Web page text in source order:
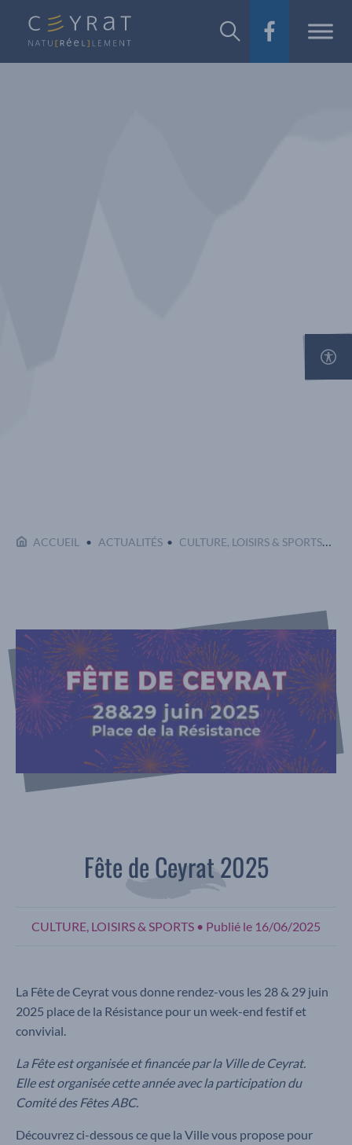
ACCUEIL ACTUALITÉS CULTURE, LOISIRS & SPORTS
Fête de Ceyrat 2025
CULTURE, LOISIRS & SPORTS • Publié le 16/06/2025
La Fête de Ceyrat vous donne rendez-vous les 28 & 29 juin
2025 place de la Résistance pour un week-end festif et
convivial.
La Fête est organisée et financée par la Ville de Ceyrat.
Elle est organisée cette année avec la participation du
Comité des Fêtes ABC.
Découvrez ci-dessous ce que la Ville vous propose pour